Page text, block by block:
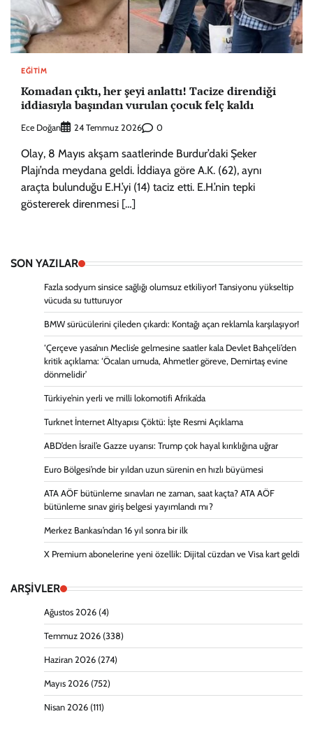
EĞITIM
Komadan çıktı, her şeyi anlattı! Tacize direndiği
iddiasıyla başından vurulan çocuk felç kaldı
Ece Doğan 24 Temmuz 2026 0
Olay, 8 Mayıs akşam saatlerinde Burdur’daki Şeker
Plajı’nda meydana geldi. İddiaya göre A.K. (62), aynı
araçta bulunduğu E.H.’yi (14) taciz etti. E.H.’nin tepki
göstererek direnmesi […]
SON YAZILAR
Fazla sodyum sinsice sağlığı olumsuz etkiliyor! Tansiyonu yükseltip
vücuda su tutturuyor
BMW sürücülerini çileden çıkardı: Kontağı açan reklamla karşılaşıyor!
‘Çerçeve yasa’nın Meclis’e gelmesine saatler kala Devlet Bahçeli’den
kritik açıklama: ‘Öcalan umuda, Ahmetler göreve, Demirtaş evine
dönmelidir’
Türkiye’nin yerli ve milli lokomotifi Afrika’da
Turknet İnternet Altyapısı Çöktü: İşte Resmi Açıklama
ABD’den İsrail’e Gazze uyarısı: Trump çok hayal kırıklığına uğrar
Euro Bölgesi’nde bir yıldan uzun sürenin en hızlı büyümesi
ATA AÖF bütünleme sınavları ne zaman, saat kaçta? ATA AÖF
bütünleme sınav giriş belgesi yayımlandı mı?
Merkez Bankası’ndan 16 yıl sonra bir ilk
X Premium abonelerine yeni özellik: Dijital cüzdan ve Visa kart geldi
ARŞİVLER
Ağustos 2026 (4)
Temmuz 2026 (338)
Haziran 2026 (274)
Mayıs 2026 (752)
Nisan 2026 (111)